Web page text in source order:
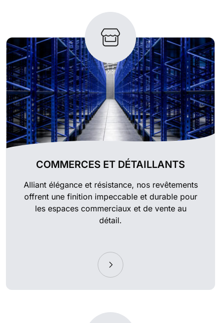
COMMERCES ET DÉTAILLANTS
Alliant élégance et résistance, nos revêtements
offrent une finition impeccable et durable pour
les espaces commerciaux et de vente au
détail.